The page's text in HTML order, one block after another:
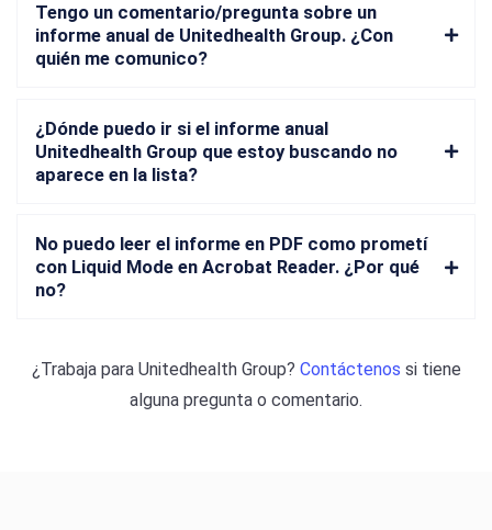
Tengo un comentario/pregunta sobre un
informe anual de Unitedhealth Group. ¿Con
quién me comunico?
¿Dónde puedo ir si el informe anual
Unitedhealth Group que estoy buscando no
aparece en la lista?
No puedo leer el informe en PDF como prometí
con Liquid Mode en Acrobat Reader. ¿Por qué
no?
¿Trabaja para Unitedhealth Group? Contáctenos si tiene
alguna pregunta o comentario.